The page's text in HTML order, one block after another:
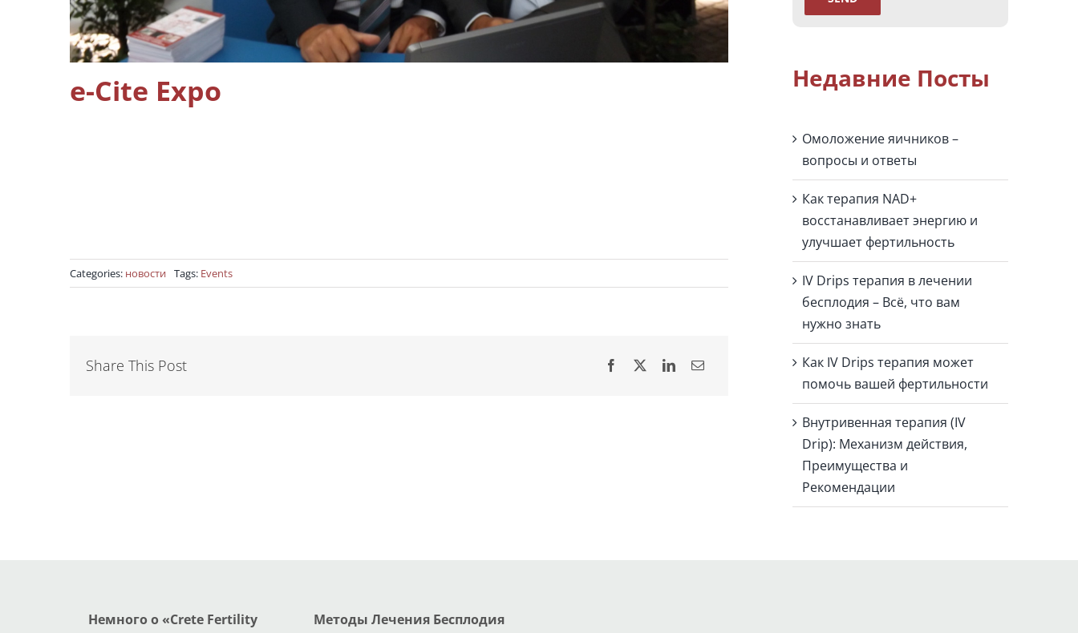
e-Cite Expo
Categories: новости Tags: Events
Share This Post
Недавние Посты
Омоложение яичников –
вопросы и ответы
Как терапия NAD+
восстанавливает энергию и
улучшает фертильность
IV Drips терапия в лечении
бесплодия – Всё, что вам
нужно знать
Как IV Drips терапия может
помочь вашей фертильности
Внутривенная терапия (IV
Drip): Механизм действия,
Преимущества и
Рекомендации
Немного о «Crete Fertility
Методы Лечения Бесплодия